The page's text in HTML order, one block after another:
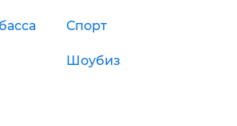
Спорт
Шоубиз